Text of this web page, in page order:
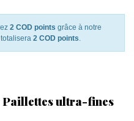
2 COD points grâce à notre
2 COD points.
ultra-fines